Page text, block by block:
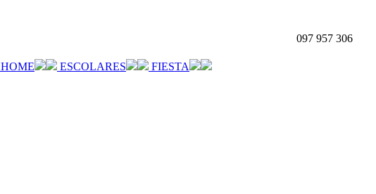
097 957 306
HOME ESCOLARES FIESTA